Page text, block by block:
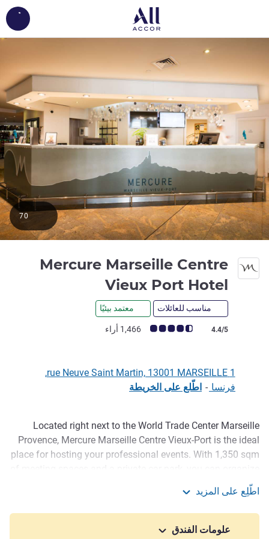
Mercure Marseille Centre
Vieux Port Hotel
مناسب للعائلات معتمد بيئيًا
ملاحظة أراء العملاء (رأي ALL)
4.4/5 1,466 أراء
70
1 rue Neuve Saint Martin, 13001 MARSEILLE,
فرنسا - اطّلع على الخريطة
الوصف
Located right next to the World Trade Center Marseille
Provence, Mercure Marseille Centre Vieux-Port is the ideal
place for hosting your professional events. With 1,350 sqm
your business function with peace of mind. Our hotel in
Marseille is also designed for couples and families, who
appreciate the lounge bar, fitness centre and views of Notre
Dame de la Garde. Be sure to sample the local cuisine and
اطّلِع على المزيد
علومات الفندق